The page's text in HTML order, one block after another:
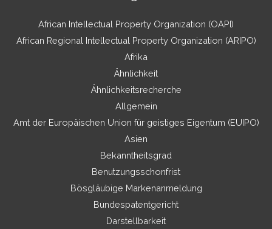
African Intellectual Property Organization (OAPI)
African Regional Intellectual Property Organization (ARIPO)
Afrika
Ähnlichkeit
Ähnlichkeitsrecherche
Allgemein
Amt der Europäischen Union für geistiges Eigentum (EUIPO)
Asien
Bekanntheitsgrad
Benutzungsschonfrist
Bösgläubige Markenanmeldung
Bundespatentgericht
Darstellbarkeit